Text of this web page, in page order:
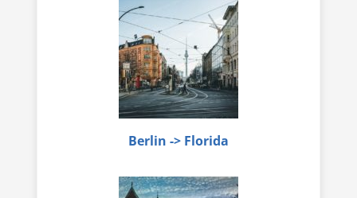
Berlin -> Florida